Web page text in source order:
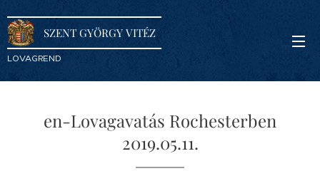
SZENT GYÖRGY VITÉZ
LOVAGREND
en-Lovagavatás Rochesterben
2019.05.11.